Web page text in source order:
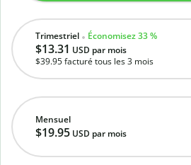
Mensuel
$19.95 USD par mois
Trimestriel Économisez 33 %
$13.31 USD par mois
$39.95facturé tous les 3 mois